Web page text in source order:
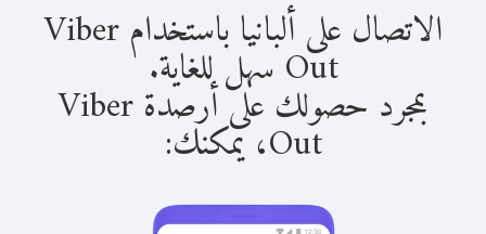
الاتصال على ألبانيا باستخدام Viber
Out سهل للغاية.
بمجرد حصولك على أرصدة Viber
Out، يمكنك: